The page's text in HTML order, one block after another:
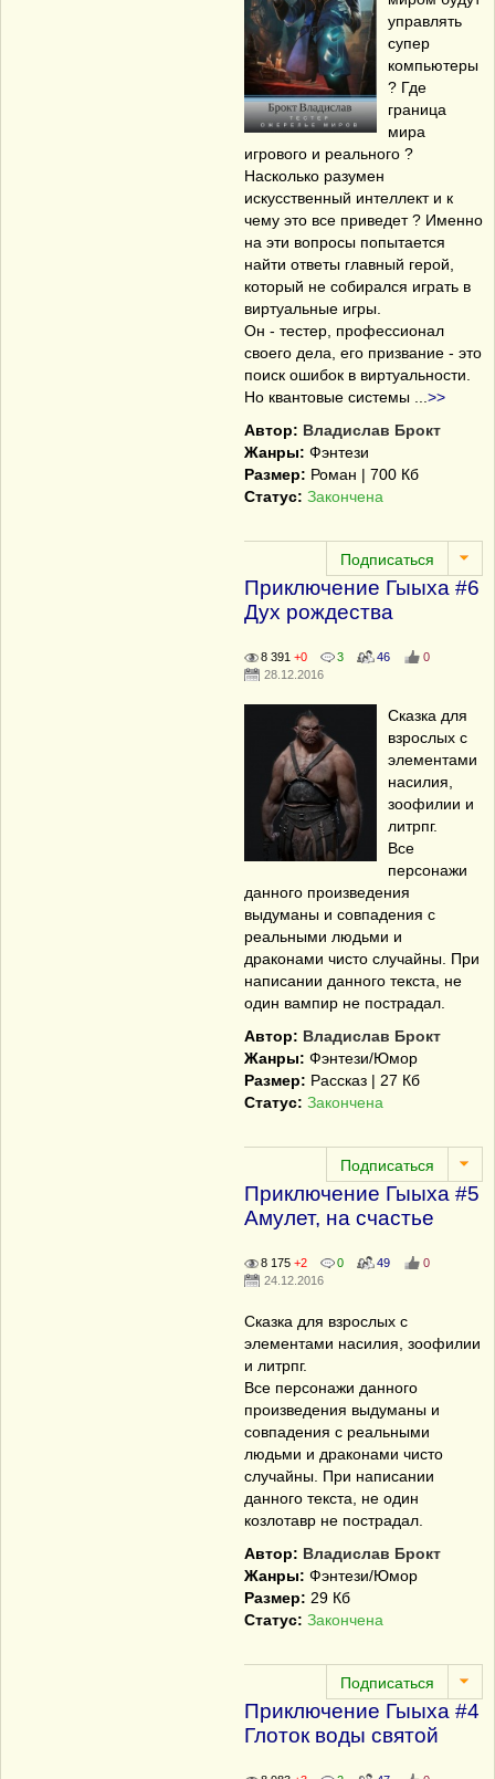
управлять
супер
компьютеры
? Где
граница
мира
игрового и реального ?
Насколько разумен
искусственный интеллект и к
чему это все приведет ? Именно
на эти вопросы попытается
найти ответы главный герой,
который не собирался играть в
виртуальные игры.
Он - тестер, профессионал
своего дела, его призвание - это
поиск ошибок в виртуальности.
Но квантовые системы
>>
Автор: Владислав Брокт
Жанры: Фэнтези
Размер: Роман | 700 Кб
Статус: Закончена
Приключение Гыыха #6
Дух рождества
8 391 +0 3 46
0
28.12.2016
Сказка для
взрослых с
элементами
насилия,
зоофилии и
литрпг.
Все
персонажи
данного произведения
выдуманы и совпадения с
реальными людьми и
драконами чисто случайны. При
написании данного текста, не
один вампир не пострадал.
Автор: Владислав Брокт
Жанры: Фэнтези/Юмор
Размер: Рассказ | 27 Кб
Статус: Закончена
Приключение Гыыха #5
Амулет, на счастье
8 175 +2 0 49
0
24.12.2016
Сказка для взрослых с
элементами насилия, зоофилии
и литрпг.
Все персонажи данного
произведения выдуманы и
совпадения с реальными
людьми и драконами чисто
случайны. При написании
данного текста, не один
козлотавр не пострадал.
Автор: Владислав Брокт
Жанры: Фэнтези/Юмор
Размер: 29 Кб
Статус: Закончена
Приключение Гыыха #4
Глоток воды святой